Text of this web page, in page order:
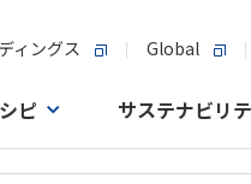
ィングス Global
ピ サステナビリ